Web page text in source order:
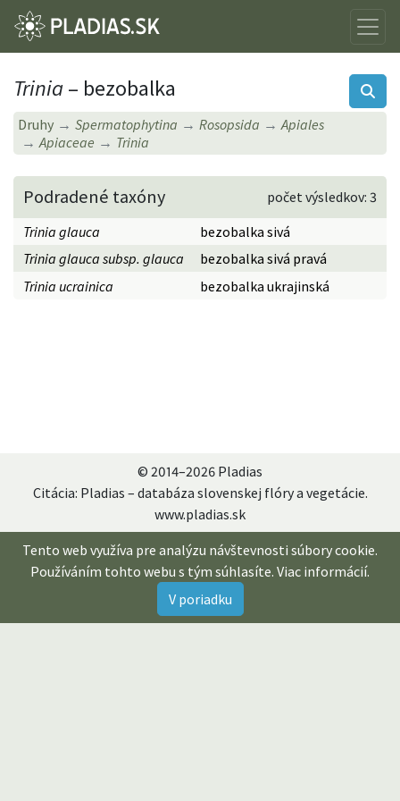
Trinia– bezobalka
Druhy Spermatophytina Rosopsida
Apiales
Apiaceae
Trinia
Podradené taxóny
počet výsledkov: 3
Trinia glauca
bezobalka sivá
Trinia glauca subsp. glauca
bezobalka sivá pravá
Trinia ucrainica
bezobalka ukrajinská
© 2014–2026 Pladias
Citácia: Pladias – databáza slovenskej flóry a vegetácie.
www.pladias.sk
Tento web využíva pre analýzu návštevnosti súbory cookie.
Používáním tohto webu s tým súhlasíte. Viac informácií.
V poriadku